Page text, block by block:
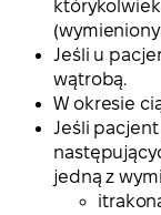
Jeśli u
wątrobą.
W okresie
Jeśli
jedną z